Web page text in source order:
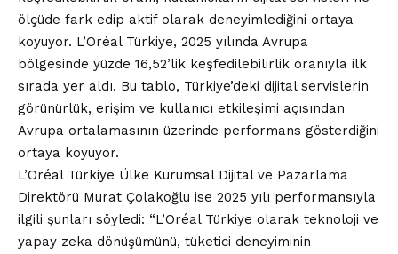
ölçüde fark edip aktif olarak deneyimlediğini ortaya
koyuyor. L’Oréal Türkiye, 2025 yılında Avrupa
bölgesinde yüzde 16,52’lik keşfedilebilirlik oranıyla ilk
sırada yer aldı. Bu tablo, Türkiye’deki dijital servislerin
görünürlük, erişim ve kullanıcı etkileşimi açısından
Avrupa ortalamasının üzerinde performans gösterdiğini
ortaya koyuyor.
L’Oréal Türkiye Ülke Kurumsal Dijital ve Pazarlama
Direktörü Murat Çolakoğlu ise 2025 yılı performansıyla
ilgili şunları söyledi: “L’Oréal Türkiye olarak teknoloji ve
yapay zeka dönüşümünü, tüketici deneyiminin